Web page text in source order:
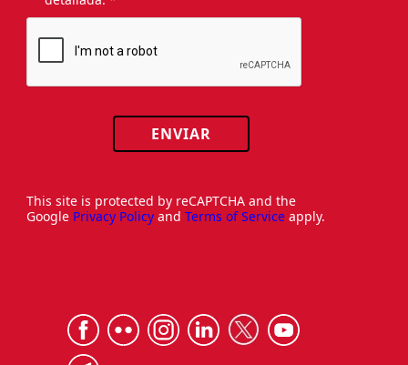
ENVIAR
This site is protected by reCAPTCHA and the
Google Privacy Policy and Terms of Service apply.